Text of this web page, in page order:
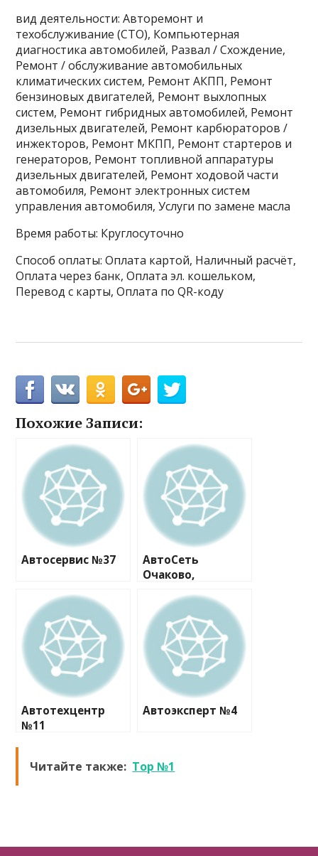
вид деятельности: Авторемонт и
техобслуживание (СТО), Компьютерная
диагностика автомобилей, Развал / Схождение,
Ремонт / обслуживание автомобильных
климатических систем, Ремонт АКПП, Ремонт
бензиновых двигателей, Ремонт выхлопных
систем, Ремонт гибридных автомобилей, Ремонт
дизельных двигателей, Ремонт карбюраторов /
инжекторов, Ремонт МКПП, Ремонт стартеров и
генераторов, Ремонт топливной аппаратуры
дизельных двигателей, Ремонт ходовой части
автомобиля, Ремонт электронных систем
управления автомобиля, Услуги по замене масла
Время работы: Круглосуточно
Способ оплаты: Оплата картой, Наличный расчёт,
Оплата через банк, Оплата эл. кошельком,
Перевод с карты, Оплата по QR-коду
Похожие Записи:
Автосервис №37
АвтоСеть
Очаково,
центр
Автотехцентр
№11
Автоэксперт №4
Читайте также: Top №1